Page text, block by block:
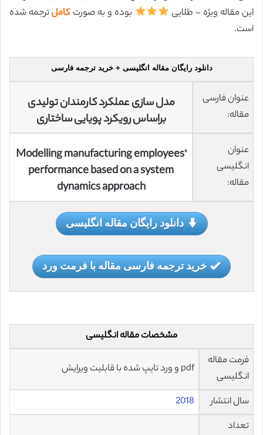
این مقاله ویژه – طلایی
بوده و به صورت کاملترجمه شده
است.
دانلود رایگان مقاله انگلیسی + خرید ترجمه فارسی
عنوان فارسی
مقاله:
مدل سازی عملکرد کارمندان تولیدی
براساس رویکرد پویایی ساختاری
عنوان
انگلیسی
مقاله:
Modelling manufacturing employees’
performance based on a system
dynamics approach
دانلود رایگان مقاله انگلیسی
خرید ترجمه فارسی مقاله با فرمت ورد
مشخصات مقاله انگلیسی
فرمت مقاله
انگلیسی
pdf و ورد تایپ شده با قابلیت ویرایش
سال انتشار
2018
تعداد